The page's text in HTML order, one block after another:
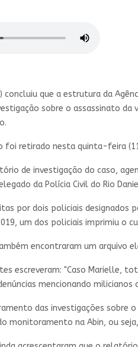
concluiu que a estrutura da
sobre o assassinato
foi retirado nesta quinta-feira
de investigação do caso,
da Polícia Civil do Rio
por dois policiais designados
um dos policiais imprimiu o
encontraram um arquivo
escreveram: "Caso Marielle,
mencionando
das investigações
monitoramento na Abin, ou